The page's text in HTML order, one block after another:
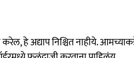
हे अद्याप निश्चित नाहीये.